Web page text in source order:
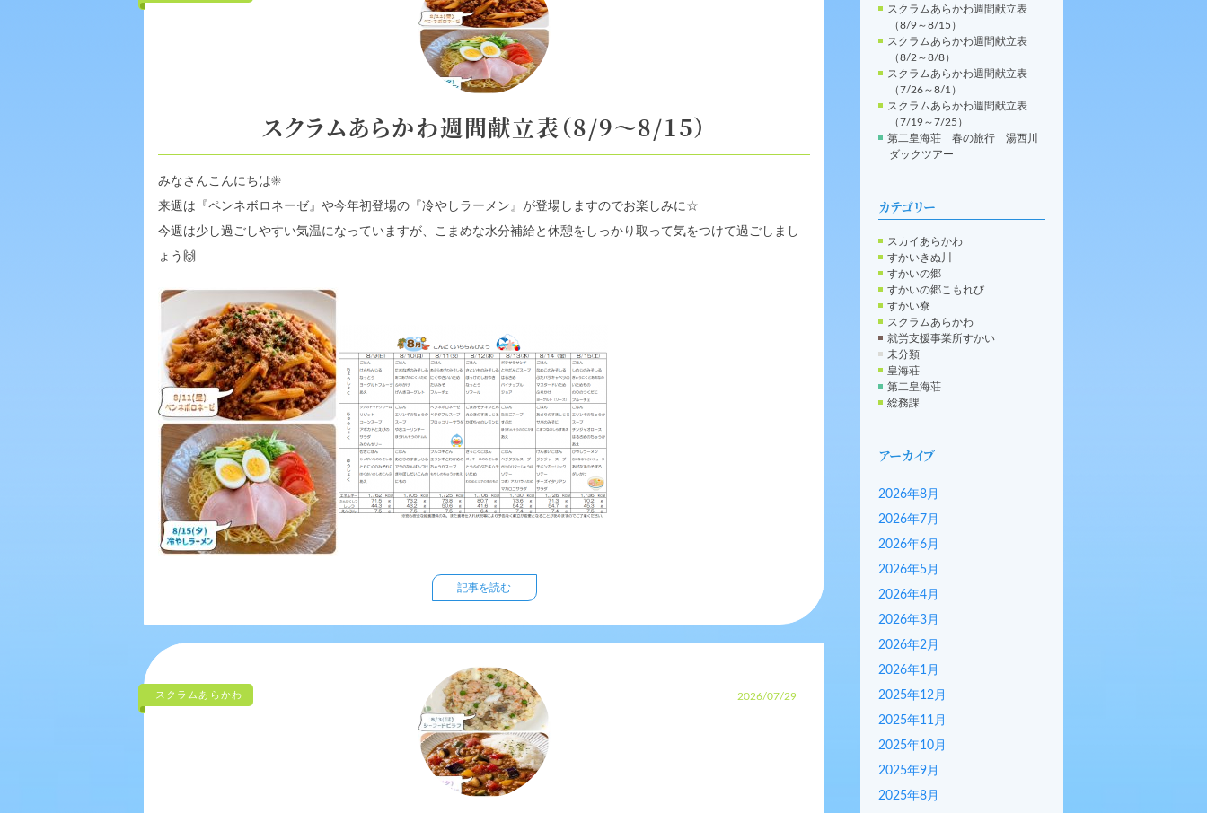
スクラムあらかわ週間献立表（8/9～8/15）
みなさんこんにちは☀️
来週は『ペンネボロネーゼ』や今年初登場の『冷やしラーメン』が登場しますのでお楽しみに☆
今週は少し過ごしやすい気温になっていますが、こまめな水分補給と休憩をしっかり取って気をつけて過ごしまし
ょう 🙌
記事を読む
スクラムあらかわ 2026/07/29
スクラムあらかわ週間献立表
（8/9～8/15）
スクラムあらかわ週間献立表
（8/2～8/8）
スクラムあらかわ週間献立表
（7/26～8/1）
スクラムあらかわ週間献立表
（7/19～7/25）
第二皇海荘 春の旅行 湯西川
ダックツアー
カテゴリー
スカイあらかわ
すかいきぬ川
すかいの郷
すかいの郷こもれび
すかい寮
スクラムあらかわ
就労支援事業所すかい
未分類
皇海荘
第二皇海荘
総務課
アーカイブ
2026年8月
2026年7月
2026年6月
2026年5月
2026年4月
2026年3月
2026年2月
2026年1月
2025年12月
2025年11月
2025年10月
2025年9月
2025年8月